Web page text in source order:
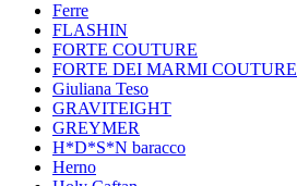
Ferre
FLASHIN
FORTE COUTURE
FORTE DEI MARMI COUTURE
Giuliana Teso
GRAVITEIGHT
GREYMER
H*D*S*N baracco
Herno